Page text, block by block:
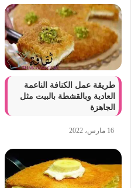
طريقة عمل الكنافة الناعمة
العادية وبالقشطة بالبيت مثل
الجاهزة
16 مارس، 2022